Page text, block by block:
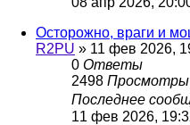
Осторожно, враги и
R2PU » 11 фев 2026,
0 Ответы
2498 Просмотры
Последнее
11 фев 2026,